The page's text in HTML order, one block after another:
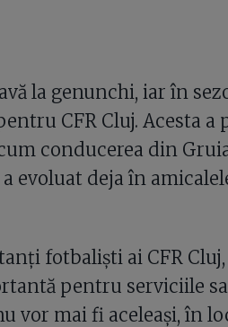
la genunchi, iar în
CFR Cluj. Acesta a
conducerea din
evoluat deja în
fotbaliști ai CFR
pentru serviciile
vor mai fi aceleași, în